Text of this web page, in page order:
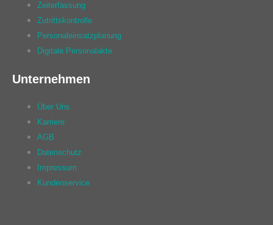
Zeiterfassung
Zutrittskontrolle
Personaleinsatzplanung
Digitale Personalakte
Unternehmen
Über Uns
Karriere
AGB
Datenschutz
Impressum
Kundenservice